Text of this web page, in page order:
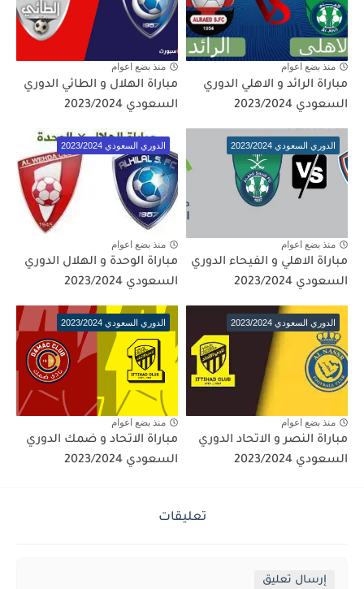
منذ بضع اعوام
مباراة الرائد و الاهلي الدوري
السعودي 2023/2024
منذ بضع اعوام
مباراة الهلال و الطائي الدوري
السعودي 2023/2024
الدوري السعودي 2023/2024
منذ بضع اعوام
مباراة الاهلي و الفيحاء الدوري
السعودي 2023/2024
الدوري السعودي 2023/2024
منذ بضع اعوام
مباراة الوحدة و الهلال الدوري
السعودي 2023/2024
الدوري السعودي 2023/2024
منذ بضع اعوام
مباراة النصر و الاتحاد الدوري
السعودي 2023/2024
الدوري السعودي 2023/2024
منذ بضع اعوام
مباراة الاتحاد و ضمك الدوري
السعودي 2023/2024
تعليقات
إرسال تعليق